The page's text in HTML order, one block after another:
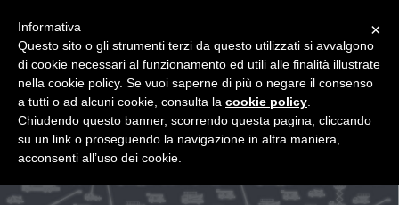
×
Informativa
Questo sito o gli strumenti terzi da questo utilizzati si avvalgono
di cookie necessari al funzionamento ed utili alle finalità illustrate
nella cookie policy. Se vuoi saperne di più o negare il consenso
a tutti o ad alcuni cookie, consulta la cookie policy
Chiudendo questo banner, scorrendo questa pagina, cliccando
su un link o proseguendo la navigazione in altra maniera,
acconsenti all’uso dei cookie.